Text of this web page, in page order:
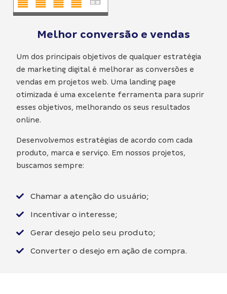
Melhor conversão e vendas
Um dos principais objetivos de qualquer estratégia
de marketing digital é melhorar as conversões e
vendas em projetos web. Uma landing page
otimizada é uma excelente ferramenta para suprir
esses objetivos, melhorando os seus resultados
online.
Desenvolvemos estratégias de acordo com cada
produto, marca e serviço. Em nossos projetos,
buscamos sempre:
Chamar a atenção do usuário;
Incentivar o interesse;
Gerar desejo pelo seu produto;
Converter o desejo em ação de compra.